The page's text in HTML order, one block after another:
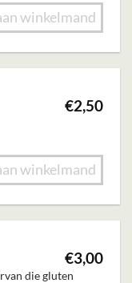
winkelmand
€2,50
winkelmand
€3,00
die gluten